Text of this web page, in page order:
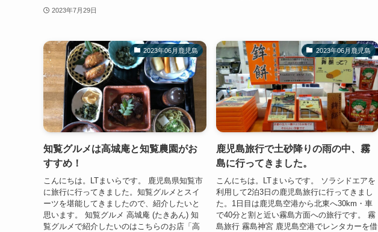
2023年7月29日
2023年06月鹿児島
知覧グルメは高城庵と知覧農園がお
すすめ！
こんにちは。LTまいらです。 鹿児島県知覧市
に旅行に行ってきました。知覧グルメとスイ
ーツを堪能してきましたので、紹介したいと
思います。 知覧グルメ 高城庵 (たきあん) 知
覧グルメで紹介したいのはこちらのお店「高
2023年06月鹿児島
鹿児島旅行で土砂降りの雨の中、霧
島に行ってきました。
こんにちは。LTまいらです。 ソラシドエアを
利用して2泊3日の鹿児島旅行に行ってきまし
た。1日目は鹿児島空港から北東へ30km・車
で40分と割と近い霧島方面への旅行です。 霧
島旅行 霧島神宮 鹿児島空港でレンタカーを借